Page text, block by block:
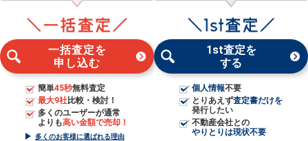
一括査定を
申し込む
簡単45秒無料査定
最大9社比較・検討！
多くのユーザーが通常
よりも高い金額で売却！
多くのお客様に選ばれる理由
1st査定を
する
個人情報不要
とりあえず査定書だけを
発行したい
不動産会社との
やりとりは現状不要